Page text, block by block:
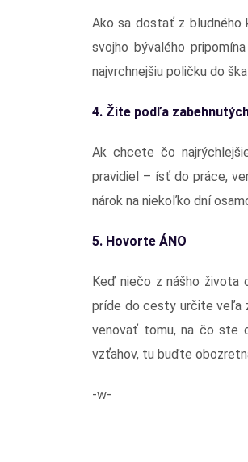
Ako sa dostať z bludného
svojho bývalého
najvrchnejšiu poličku do
4. Žite podľa
Ak chcete čo
pravidiel – ísť do práce,
nárok na niekoľko dní
5. Hovorte ÁNO
Keď niečo z nášho života
príde do cesty určite veľa
venovať tomu, na čo ste
vzťahov, tu buďte
-w-